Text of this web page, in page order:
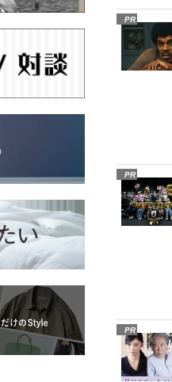
PR
PR
PR